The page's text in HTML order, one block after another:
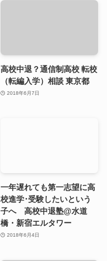
高校中退？通信制高校 転校
（転編入学）相談 東京都
2018年6月7日
一年遅れても第一志望に高
校進学･受験したいという
子へ 高校中退塾@水道
橋・新宿エルタワー
2018年6月4日